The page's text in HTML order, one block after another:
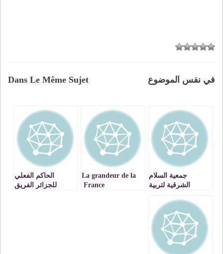
Dans Le Même Sujet في نفس الموضوع
جمعية السلام
الشرقية لتربية
تهدي فوزها في
المباراة الوطنية
لتبريز الحمام
القادسي للبرلماني
يوسف هوار
La grandeur de la
France
الحاكم الفعلي
للجزائر الفريق